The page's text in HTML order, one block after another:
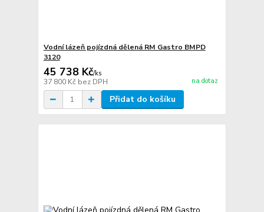
Vodní lázeň pojízdná dělená RM Gastro BMPD
3120
45 738 Kč/ks
37 800 Kč bez DPH na dotaz
Přidat do košíku